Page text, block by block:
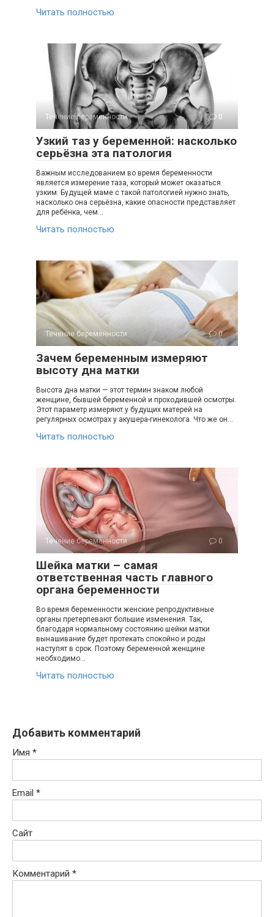
Читать полностью
Течение беременности 0
Узкий таз у беременной: насколько
серьёзна эта патология
Важным исследованием во время беременности
является измерение таза, который может оказаться
узким. Будущей маме с такой патологией нужно знать,
насколько она серьёзна, какие опасности представляет
для ребёнка, чем…
Читать полностью
Течение беременности 0
Зачем беременным измеряют
высоту дна матки
Высота дна матки — этот термин знаком любой
женщине, бывшей беременной и проходившей осмотры.
Этот параметр измеряют у будущих матерей на
регулярных осмотрах у акушера-гинеколога. Что же он…
Читать полностью
Течение беременности 0
Шейка матки – самая
ответственная часть главного
органа беременности
Во время беременности женские репродуктивные
органы претерпевают большие изменения. Так,
благодаря нормальному состоянию шейки матки
вынашивание будет протекать спокойно и роды
наступят в срок. Поэтому беременной женщине
необходимо…
Читать полностью
Добавить комментарий
Имя *
Email *
Сайт
Комментарий *